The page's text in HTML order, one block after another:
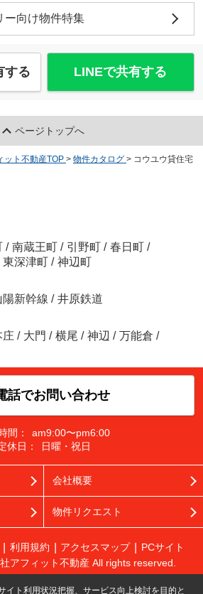
ー向け物件特集
する LINEで共有する
ページトップへ
ット不動産TOP > 物件カタログ > コウユウ貸住宅
/ 南蔵王町 / 引野町 / 春日町 /
東深津町 / 神辺町
陽新幹線 / 井原鉄道
庄 / 大門 / 横尾 / 神辺 / 万能倉 /
話でお問い合わせ
間：
am9:00〜pm6:00
休日：
日曜・祝日
会社概要
物件リクエスト
利用規約 アクセスマップ
PCサイト
アフィット不動産 All rights reserved.
イト利用状況把握、サービス向上検討を目的と